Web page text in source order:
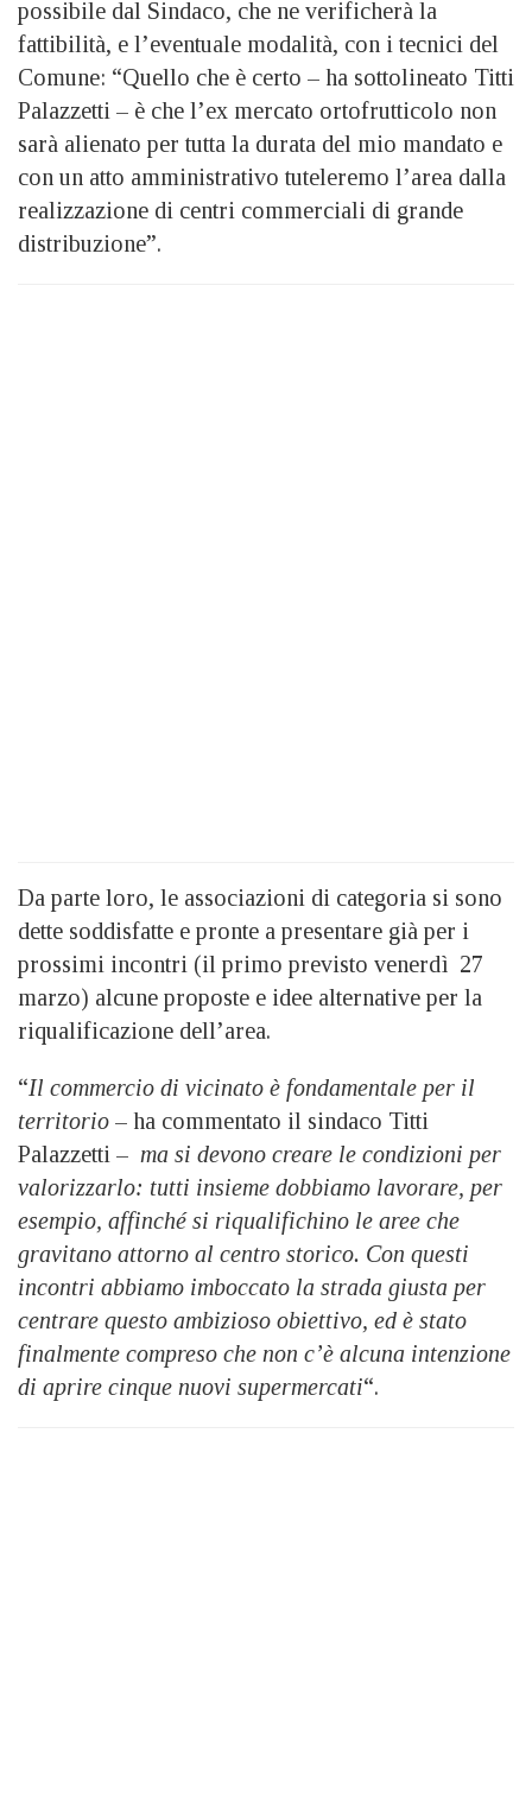
possibile dal Sindaco, che ne verificherà la
fattibilità, e l’eventuale modalità, con i tecnici del
Comune: “Quello che è certo – ha sottolineato Titti
Palazzetti – è che l’ex mercato ortofrutticolo non
sarà alienato per tutta la durata del mio mandato e
con un atto amministrativo tuteleremo l’area dalla
realizzazione di centri commerciali di grande
distribuzione”.
Da parte loro, le associazioni di categoria si sono
dette soddisfatte e pronte a presentare già per i
prossimi incontri (il primo previsto venerdì 27
marzo) alcune proposte e idee alternative per la
riqualificazione dell’area.
“Il commercio di vicinato è fondamentale per il
territorio – ha commentato il sindaco Titti
Palazzetti – ma si devono creare le condizioni per
valorizzarlo: tutti insieme dobbiamo lavorare, per
esempio, affinché si riqualifichino le aree che
gravitano attorno al centro storico. Con questi
incontri abbiamo imboccato la strada giusta per
centrare questo ambizioso obiettivo, ed è stato
finalmente compreso che non c’è alcuna intenzione
di aprire cinque nuovi supermercati“.